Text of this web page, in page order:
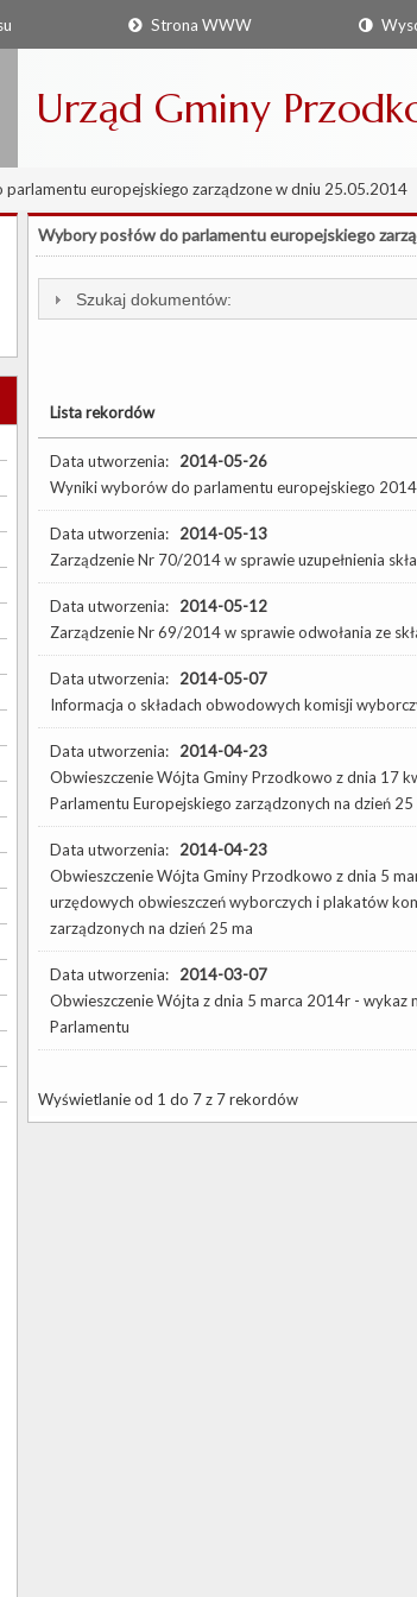
Strona WWW
Urząd Gminy
europejskiego zarządzone w dniu 25.05.2014
Wybory posłów do parlamentu europejskiego
Szukaj dokumentów:
Lista rekordów
Data utworzenia: 2014-05-26
Wyniki wyborów do parlamentu europejskiego 2014
Data utworzenia: 2014-05-13
Zarządzenie Nr 70/2014 w sprawie uzupełnienia
Data utworzenia: 2014-05-12
Zarządzenie Nr 69/2014 w sprawie odwołania ze
Data utworzenia: 2014-05-07
Informacja o składach obwodowych komisji
Data utworzenia: 2014-04-23
Obwieszczenie Wójta Gminy Przodkowo z dnia 17
Parlamentu Europejskiego zarządzonych na dzień
Data utworzenia: 2014-04-23
Obwieszczenie Wójta Gminy Przodkowo z dnia 5
urzędowych obwieszczeń wyborczych i plakatów
zarządzonych na dzień 25 ma
Data utworzenia: 2014-03-07
Obwieszczenie Wójta z dnia 5 marca 2014r -
Parlamentu
Wyświetlanie od 1 do 7 z 7 rekordów